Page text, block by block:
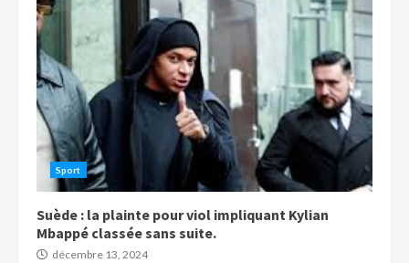
Sport
Suède : la plainte pour viol impliquant Kylian
Mbappé classée sans suite.
décembre 13, 2024